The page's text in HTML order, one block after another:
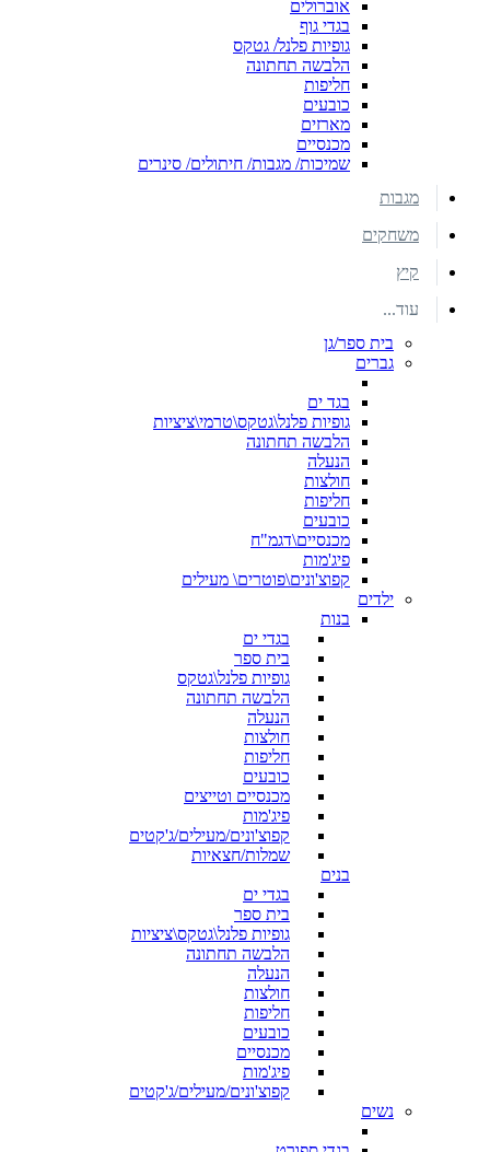
אוברולים
בגדי גוף
גופיות פלנל/ גטקס
הלבשה תחתונה
חליפות
כובעים
מארזים
מכנסיים
שמיכות/ מגבות/ חיתולים/ סינרים
מגבות
משחקים
קיץ
עוד...
בית ספר/גן
גברים
בגד ים
גופיות פלנל\גטקס\טרמי\ציציות
הלבשה תחתונה
הנעלה
חולצות
חליפות
כובעים
מכנסיים\דגמ"ח
פיג'מות
קפוצ'ונים\פוטרים\ מעילים
ילדים
בנות
בגדי ים
בית ספר
גופיות פלנל\גטקס
הלבשה תחתונה
הנעלה
חולצות
חליפות
כובעים
מכנסיים וטייצים
פיג'מות
קפוצ'ונים/מעילים/ג'קטים
שמלות/חצאיות
בנים
בגדי ים
בית ספר
גופיות פלנל\גטקס\ציציות
הלבשה תחתונה
הנעלה
חולצות
חליפות
כובעים
מכנסיים
פיג'מות
קפוצ'ונים/מעילים/ג'קטים
נשים